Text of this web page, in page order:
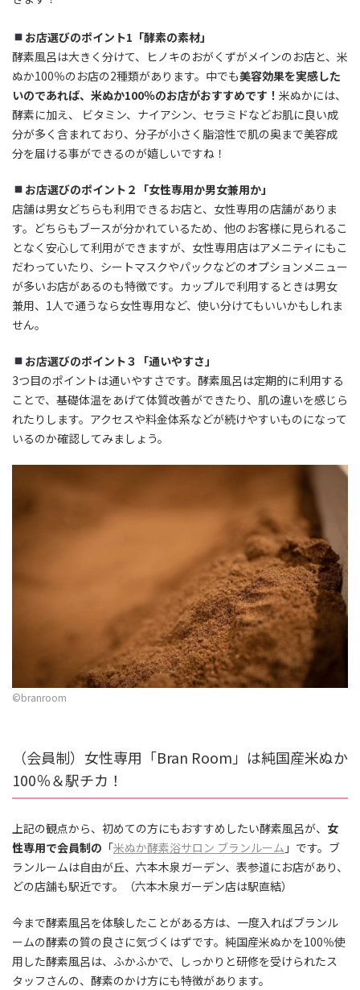
お店選びのポイント1「酵素の素材」
酵素風呂は大きく分けて、ヒノキのおがくずがメインのお店と、米
ぬか100％のお店の2種類があります。中でも美容効果を実感した
いのであれば、米ぬか100％のお店がおすすめです！ 米ぬかには、
酵素に加え、 ビタミン、ナイアシン、セラミドなどお肌に良い成
分が多く含まれており、分子が小さく脂溶性で肌の奥まで美容成
分を届ける事ができるのが嬉しいですね！
お店選びのポイント２「女性専用か男女兼用か」
店舗は男女どちらも利用できるお店と、女性専用の店舗がありま
す。どちらもブースが分かれているため、他のお客様に見られるこ
となく安心して利用ができますが、女性専用店はアメニティにもこ
だわっていたり、シートマスクやパックなどのオプションメニュー
が多いお店があるのも特徴です。カップルで利用するときは男女
兼用、1人で通うなら女性専用など、使い分けてもいいかもしれま
せん。
お店選びのポイント３「通いやすさ」
3つ目のポイントは通いやすさです。酵素風呂は定期的に利用する
ことで、基礎体温をあげて体質改善ができたり、肌の違いを感じら
れたりします。アクセスや料金体系などが続けやすいものになって
いるのか確認してみましょう。
©︎branroom
（会員制）女性専用「Bran Room」は純国産米ぬか
100％＆駅チカ！
上記の観点から、初めての方にもおすすめしたい酵素風呂が、 女
性専用で会員制の 「米ぬか酵素浴サロン ブランルーム 」です。ブ
ランルームは自由が丘、六本木泉ガーデン、表参道にお店があり、
どの店舗も駅近です。（六本木泉ガーデン店は駅直結）
今まで酵素風呂を体験したことがある方は、一度入ればブランル
ームの酵素の質の良さに気づくはずです。純国産米ぬかを100％使
用した酵素風呂は、ふかふかで、しっかりと研修を受けられたス
タッフさんの、酵素のかけ方にも特徴があります。